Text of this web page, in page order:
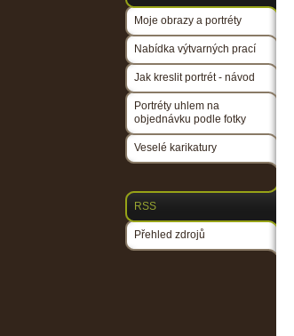
Moje obrazy a portréty
Nabídka výtvarných prací
Jak kreslit portrét - návod
Portréty uhlem na
objednávku podle fotky
Veselé karikatury
RSS
Přehled zdrojů